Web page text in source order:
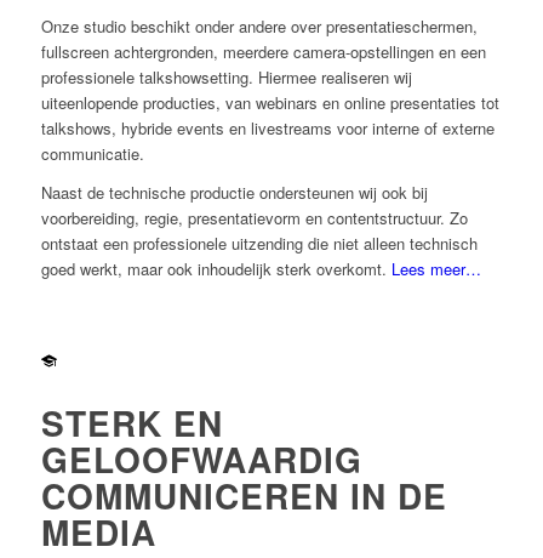
Onze studio beschikt onder andere over presentatieschermen,
fullscreen achtergronden, meerdere camera-opstellingen en een
professionele talkshowsetting. Hiermee realiseren wij
uiteenlopende producties, van webinars en online presentaties tot
talkshows, hybride events en livestreams voor interne of externe
communicatie.
Naast de technische productie ondersteunen wij ook bij
voorbereiding, regie, presentatievorm en contentstructuur. Zo
ontstaat een professionele uitzending die niet alleen technisch
goed werkt, maar ook inhoudelijk sterk overkomt. Lees meer…
STERK EN
GELOOFWAARDIG
COMMUNICEREN IN DE
MEDIA